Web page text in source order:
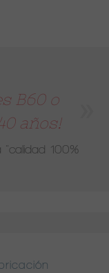
B60 o
años!
"calidad 100%